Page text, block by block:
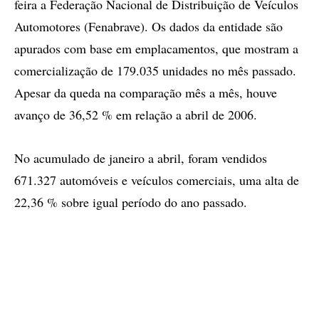
feira a Federação Nacional de Distribuição de Veículos
Automotores (Fenabrave). Os dados da entidade são
apurados com base em emplacamentos, que mostram a
comercialização de 179.035 unidades no mês passado.
Apesar da queda na comparação mês a mês, houve
avanço de 36,52 % em relação a abril de 2006.
No acumulado de janeiro a abril, foram vendidos
671.327 automóveis e veículos comerciais, uma alta de
22,36 % sobre igual período do ano passado.